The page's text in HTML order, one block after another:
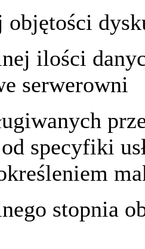
objętości
ilości
serwerowni
specyfiki
stopnia